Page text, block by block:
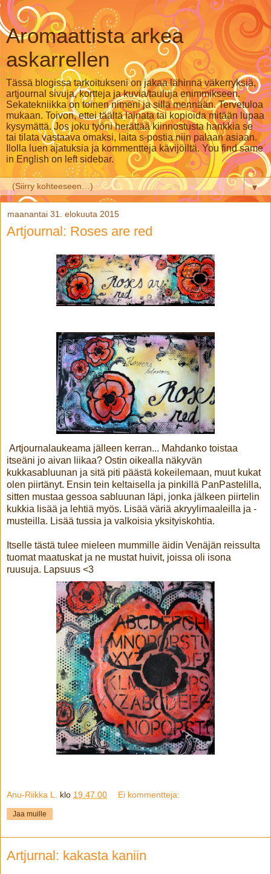
Aromaattista arkea
askarrellen
Tässä blogissa tarkoitukseni on jakaa lähinnä väkerryksiä,
artjournal sivuja, kortteja ja kuvia/tauluja enimmikseen.
Sekatekniikka on toinen nimeni ja sillä mennään. Tervetuloa
mukaan. Toivon, ettei täältä lainata tai kopioida mitään lupaa
kysymättä. Jos joku työni herättää kiinnostusta hankkia se
tai tilata vastaava omaksi, laita s-postia niin palaan asiaan.
Ilolla luen ajatuksia ja kommentteja kävijöiltä. You find same
in English on left sidebar.
▼
maanantai 31. elokuuta 2015
Artjournal: Roses are red
Artjournalaukeama jälleen kerran... Mahdanko toistaa
itseäni jo aivan liikaa? Ostin oikealla näkyvän
kukkasabluunan ja sitä piti päästä kokeilemaan, muut kukat
olen piirtänyt. Ensin tein keltaisella ja pinkillä PanPastelilla,
sitten mustaa gessoa sabluunan läpi, jonka jälkeen piirtelin
kukkia lisää ja lehtiä myös. Lisää väriä akryylimaaleilla ja -
musteilla. Lisää tussia ja valkoisia yksityiskohtia.
Itselle tästä tulee mieleen mummille äidin Venäjän reissulta
tuomat maatuskat ja ne mustat huivit, joissa oli isona
ruusuja. Lapsuus <3
Anu-Riikka L. klo 19.47.00 Ei kommentteja:
Jaa muille
Artjurnal: kakasta kaniin